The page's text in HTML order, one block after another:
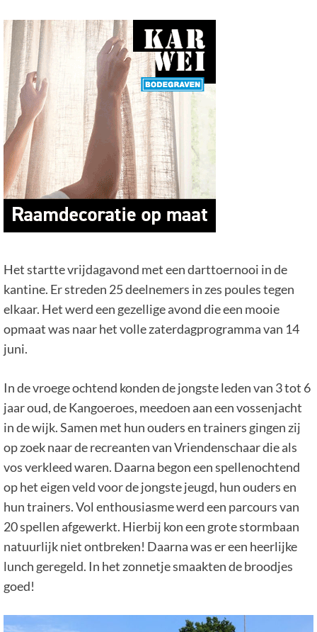
Het startte vrijdagavond met een darttoernooi in de
kantine. Er streden 25 deelnemers in zes poules tegen
elkaar. Het werd een gezellige avond die een mooie
opmaat was naar het volle zaterdagprogramma van 14
juni.
In de vroege ochtend konden de jongste leden van 3 tot 6
jaar oud, de Kangoeroes, meedoen aan een vossenjacht
in de wijk. Samen met hun ouders en trainers gingen zij
op zoek naar de recreanten van Vriendenschaar die als
vos verkleed waren. Daarna begon een spellenochtend
op het eigen veld voor de jongste jeugd, hun ouders en
hun trainers. Vol enthousiasme werd een parcours van
20 spellen afgewerkt. Hierbij kon een grote stormbaan
natuurlijk niet ontbreken! Daarna was er een heerlijke
lunch geregeld. In het zonnetje smaakten de broodjes
goed!